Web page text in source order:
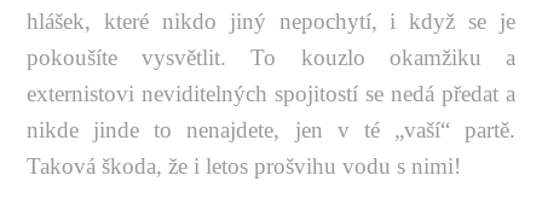
hlášek, které nikdo jiný nepochytí, i když se je
pokoušíte vysvětlit. To kouzlo okamžiku a
externistovi neviditelných spojitostí se nedá předat a
nikde jinde to nenajdete, jen v té „vaší“ partě.
Taková škoda, že i letos prošvihu vodu s nimi!